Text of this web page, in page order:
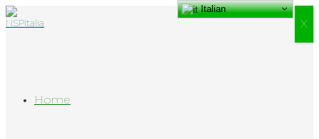
Salta
al
Home
Italian
Х